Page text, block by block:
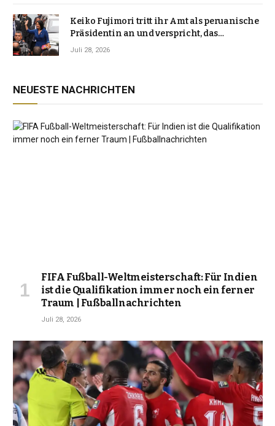
Keiko Fujimori tritt ihr Amt als peruanische
Präsidentin an und verspricht, das
Jahrzehnt der Instabilität zu beenden
Juli 28, 2026
NEUESTE NACHRICHTEN
FIFA Fußball-Weltmeisterschaft: Für Indien
ist die Qualifikation immer noch ein ferner
Traum | Fußballnachrichten
Juli 28, 2026